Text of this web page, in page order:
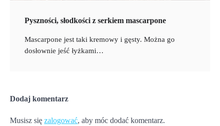
Pyszności, słodkości z serkiem mascarpone
Mascarpone jest taki kremowy i gęsty. Można go
dosłownie jeść łyżkami…
Dodaj komentarz
Musisz się zalogować, aby móc dodać komentarz.